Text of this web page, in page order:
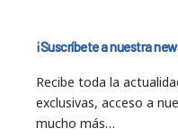
¡Suscríbete a nuestra
Recibe toda la
exclusivas, acceso a
mucho más…